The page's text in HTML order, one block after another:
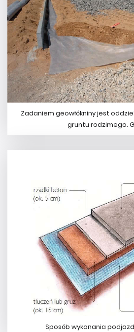
Zadaniem geowłókniny jest
gruntu rodzimego.
Sposób wykonania